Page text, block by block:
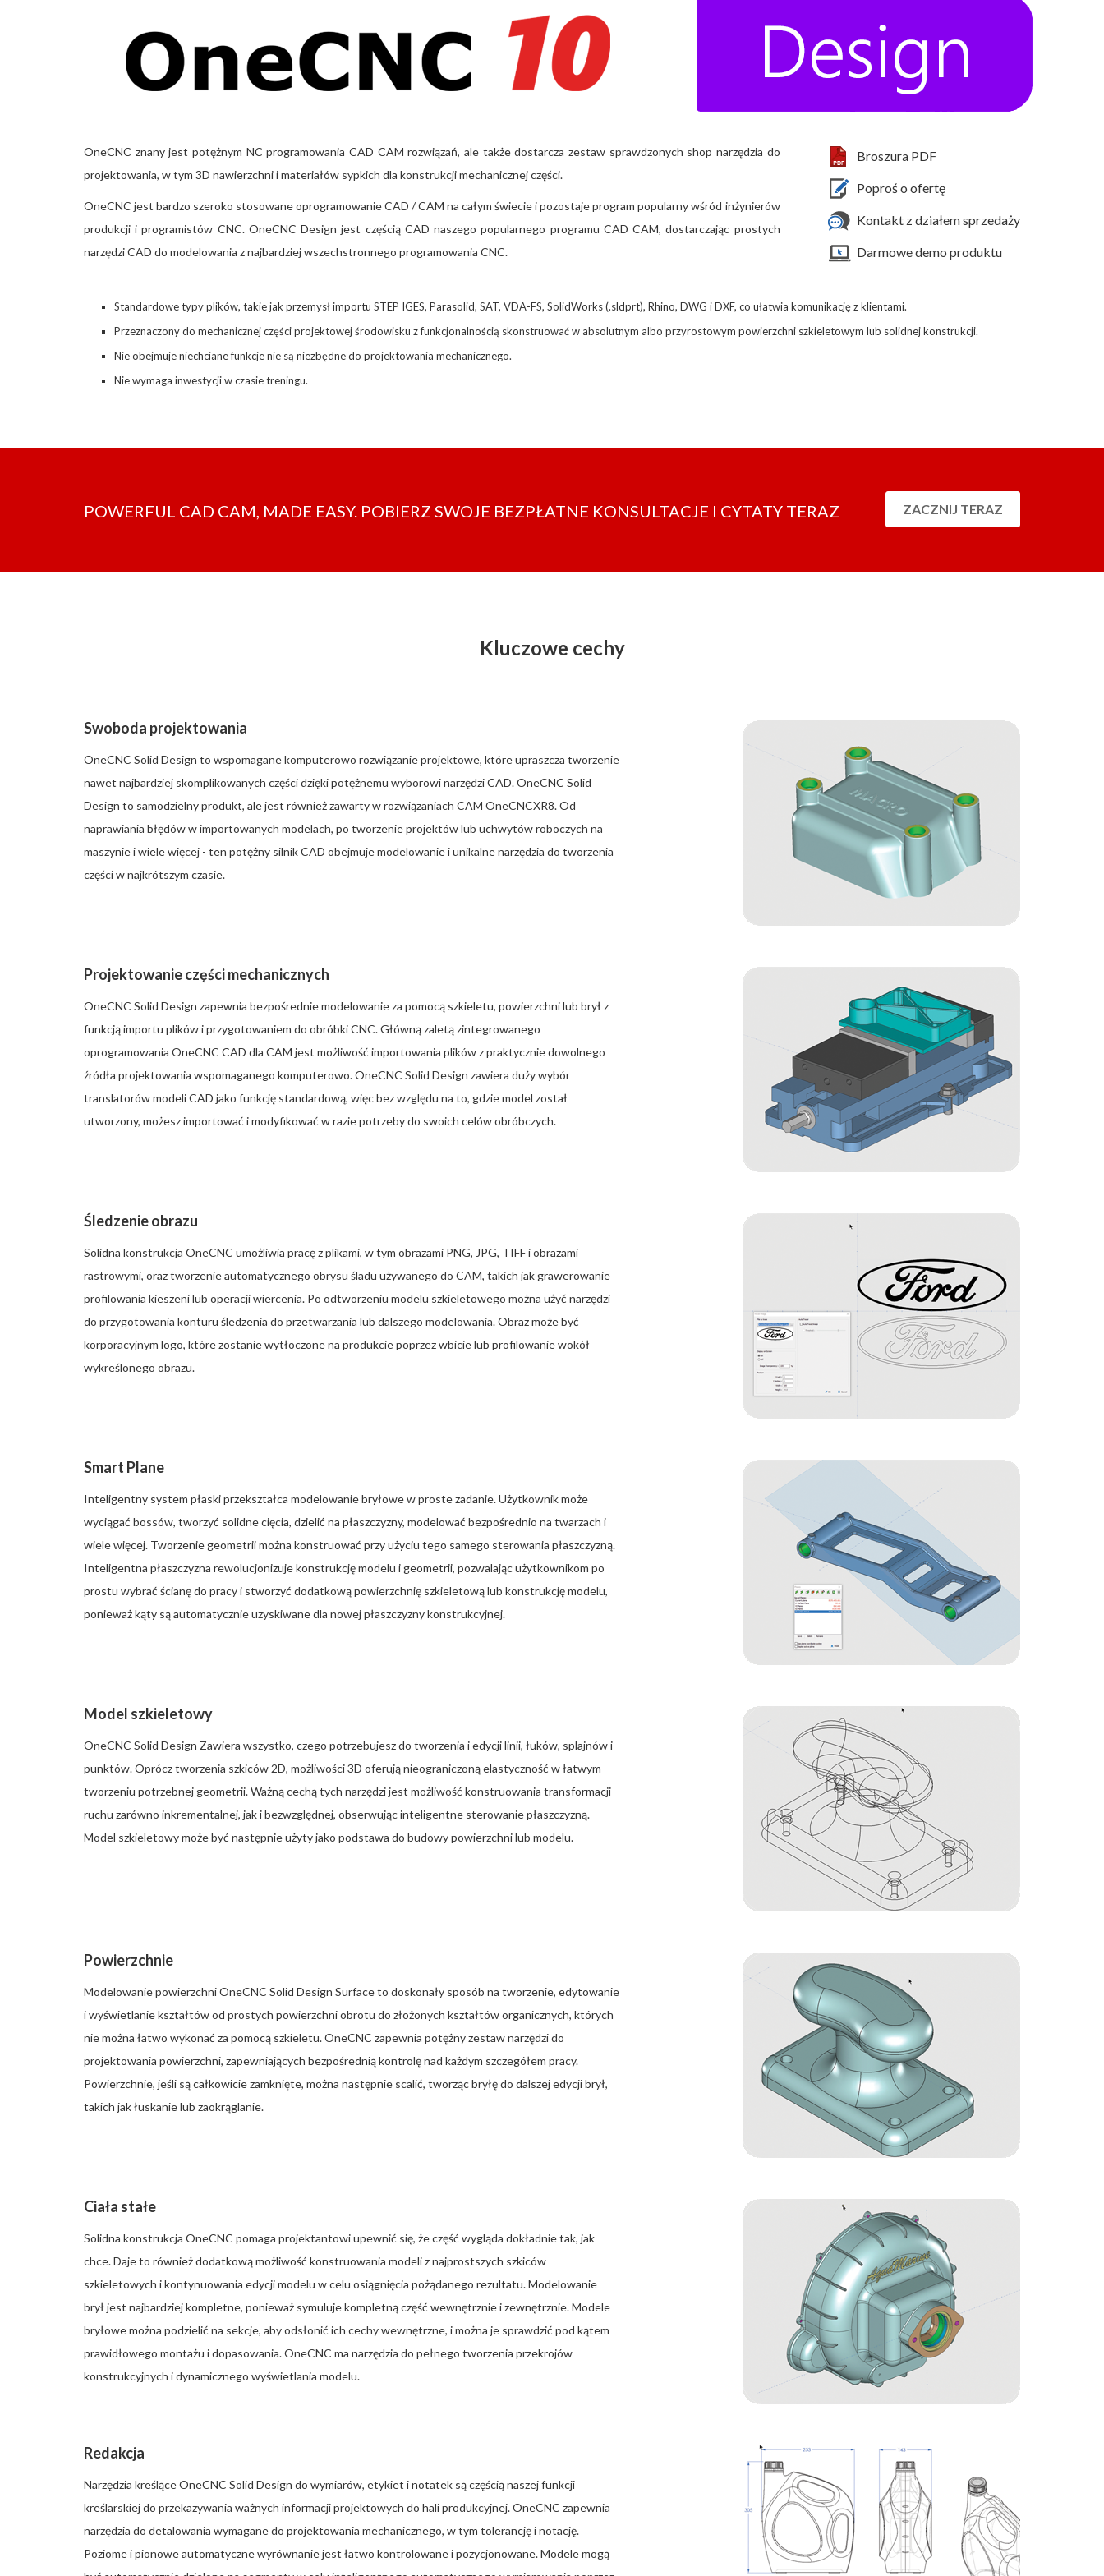
OneCNC znany jest potężnym NC programowania CAD CAM rozwiązań, ale także dostarcza zestaw sprawdzonych shop narzędzia do
projektowania, w tym 3D nawierzchni i materiałów sypkich dla konstrukcji mechanicznej części.
OneCNC jest bardzo szeroko stosowane oprogramowanie CAD / CAM na całym świecie i pozostaje program popularny wśród inżynierów
produkcji i programistów CNC. OneCNC Design jest częścią CAD naszego popularnego programu CAD CAM, dostarczając prostych
narzędzi CAD do modelowania z najbardziej wszechstronnego programowania CNC.
Broszura PDF
Poproś o ofertę
Kontakt z działem sprzedaży
Darmowe demo produktu
Standardowe typy plików, takie jak przemysł importu STEP IGES, Parasolid, SAT, VDA-FS, SolidWorks (.sldprt), Rhino, DWG i DXF, co ułatwia komunikację z klientami.
Przeznaczony do mechanicznej części projektowej środowisku z funkcjonalnością skonstruować w absolutnym albo przyrostowym powierzchni szkieletowym lub solidnej konstrukcji.
Nie obejmuje niechciane funkcje nie są niezbędne do projektowania mechanicznego.
Nie wymaga inwestycji w czasie treningu.
POWERFUL CAD CAM, MADE EASY. POBIERZ SWOJE BEZPŁATNE KONSULTACJE I CYTATY TERAZ ZACZNIJ TERAZ
Kluczowe cechy
Swoboda projektowania
OneCNC Solid Design to wspomagane komputerowo rozwiązanie projektowe, które upraszcza tworzenie
nawet najbardziej skomplikowanych części dzięki potężnemu wyborowi narzędzi CAD. OneCNC Solid
Design to samodzielny produkt, ale jest również zawarty w rozwiązaniach CAM OneCNCXR8. Od
naprawiania błędów w importowanych modelach, po tworzenie projektów lub uchwytów roboczych na
maszynie i wiele więcej - ten potężny silnik CAD obejmuje modelowanie i unikalne narzędzia do tworzenia
części w najkrótszym czasie.
Projektowanie części mechanicznych
OneCNC Solid Design zapewnia bezpośrednie modelowanie za pomocą szkieletu, powierzchni lub brył z
funkcją importu plików i przygotowaniem do obróbki CNC. Główną zaletą zintegrowanego
oprogramowania OneCNC CAD dla CAM jest możliwość importowania plików z praktycznie dowolnego
źródła projektowania wspomaganego komputerowo. OneCNC Solid Design zawiera duży wybór
translatorów modeli CAD jako funkcję standardową, więc bez względu na to, gdzie model został
utworzony, możesz importować i modyfikować w razie potrzeby do swoich celów obróbczych.
Śledzenie obrazu
Solidna konstrukcja OneCNC umożliwia pracę z plikami, w tym obrazami PNG, JPG, TIFF i obrazami
rastrowymi, oraz tworzenie automatycznego obrysu śladu używanego do CAM, takich jak grawerowanie
profilowania kieszeni lub operacji wiercenia. Po odtworzeniu modelu szkieletowego można użyć narzędzi
do przygotowania konturu śledzenia do przetwarzania lub dalszego modelowania. Obraz może być
korporacyjnym logo, które zostanie wytłoczone na produkcie poprzez wbicie lub profilowanie wokół
wykreślonego obrazu.
Smart Plane
Inteligentny system płaski przekształca modelowanie bryłowe w proste zadanie. Użytkownik może
wyciągać bossów, tworzyć solidne cięcia, dzielić na płaszczyzny, modelować bezpośrednio na twarzach i
wiele więcej. Tworzenie geometrii można konstruować przy użyciu tego samego sterowania płaszczyzną.
Inteligentna płaszczyzna rewolucjonizuje konstrukcję modelu i geometrii, pozwalając użytkownikom po
prostu wybrać ścianę do pracy i stworzyć dodatkową powierzchnię szkieletową lub konstrukcję modelu,
ponieważ kąty są automatycznie uzyskiwane dla nowej płaszczyzny konstrukcyjnej.
Model szkieletowy
OneCNC Solid Design Zawiera wszystko, czego potrzebujesz do tworzenia i edycji linii, łuków, splajnów i
punktów. Oprócz tworzenia szkiców 2D, możliwości 3D oferują nieograniczoną elastyczność w łatwym
tworzeniu potrzebnej geometrii. Ważną cechą tych narzędzi jest możliwość konstruowania transformacji
ruchu zarówno inkrementalnej, jak i bezwzględnej, obserwując inteligentne sterowanie płaszczyzną.
Model szkieletowy może być następnie użyty jako podstawa do budowy powierzchni lub modelu.
Powierzchnie
Modelowanie powierzchni OneCNC Solid Design Surface to doskonały sposób na tworzenie, edytowanie
i wyświetlanie kształtów od prostych powierzchni obrotu do złożonych kształtów organicznych, których
nie można łatwo wykonać za pomocą szkieletu. OneCNC zapewnia potężny zestaw narzędzi do
projektowania powierzchni, zapewniających bezpośrednią kontrolę nad każdym szczegółem pracy.
Powierzchnie, jeśli są całkowicie zamknięte, można następnie scalić, tworząc bryłę do dalszej edycji brył,
takich jak łuskanie lub zaokrąglanie.
Ciała stałe
Solidna konstrukcja OneCNC pomaga projektantowi upewnić się, że część wygląda dokładnie tak, jak
chce. Daje to również dodatkową możliwość konstruowania modeli z najprostszych szkiców
szkieletowych i kontynuowania edycji modelu w celu osiągnięcia pożądanego rezultatu. Modelowanie
brył jest najbardziej kompletne, ponieważ symuluje kompletną część wewnętrznie i zewnętrznie. Modele
bryłowe można podzielić na sekcje, aby odsłonić ich cechy wewnętrzne, i można je sprawdzić pod kątem
prawidłowego montażu i dopasowania. OneCNC ma narzędzia do pełnego tworzenia przekrojów
konstrukcyjnych i dynamicznego wyświetlania modelu.
Redakcja
Narzędzia kreślące OneCNC Solid Design do wymiarów, etykiet i notatek są częścią naszej funkcji
kreślarskiej do przekazywania ważnych informacji projektowych do hali produkcyjnej. OneCNC zapewnia
narzędzia do detalowania wymagane do projektowania mechanicznego, w tym tolerancję i notację.
Poziome i pionowe automatyczne wyrównanie jest łatwo kontrolowane i pozycjonowane. Modele mogą